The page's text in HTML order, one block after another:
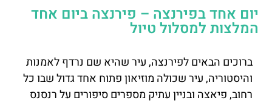
יום אחד בפירנצה – פירנצה ביום אחד
המלצות למסלול טיול
ברוכים הבאים לפירנצה, עיר שהיא שם נרדף לאמנות
והיסטוריה, עיר שכולה מוזיאון פתוח אחד גדול שבו כל
רחוב, פיאצה ובניין עתיק מספרים סיפורים על רנסנס